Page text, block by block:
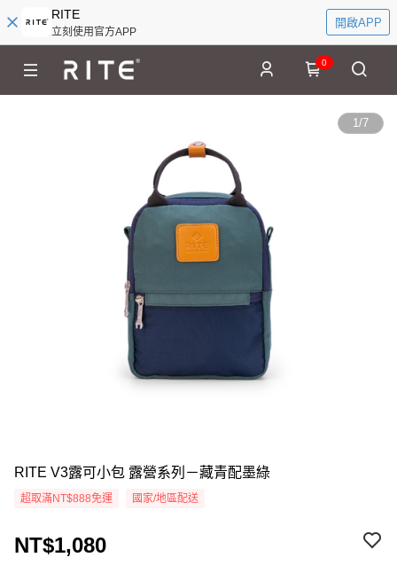
RITE
立刻使用官方APP
開啟APP
0
1/7
RITE V3露可小包 露營系列－藏青配墨綠
超取滿NT$888免運 國家/地區配送
NT$1,080